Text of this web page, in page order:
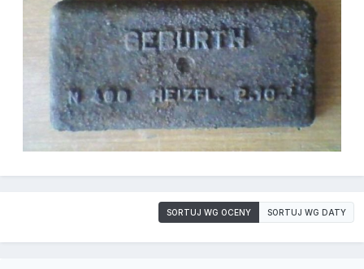
SORTUJ WG OCENY SORTUJ WG DATY